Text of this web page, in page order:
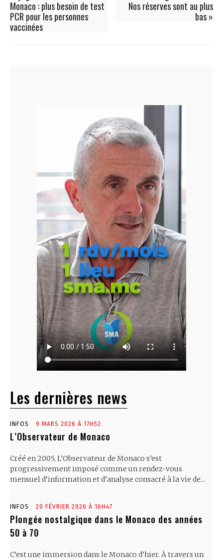
Monaco : plus besoin de test
PCR pour les personnes
vaccinées
Nos réserves sont au plus
bas »
Les dernières news
INFOS 9 MARS 2026 À 17H52
L’Observateur de Monaco
Créé en 2005, L’Observateur de Monaco s’est
progressivement imposé comme un rendez-vous
mensuel d’information et d’analyse consacré à la vie de...
INFOS 20 FÉVRIER 2026 À 16H47
Plongée nostalgique dans le Monaco des années
50 à 70
C’est une immersion dans le Monaco d’hier. À travers un